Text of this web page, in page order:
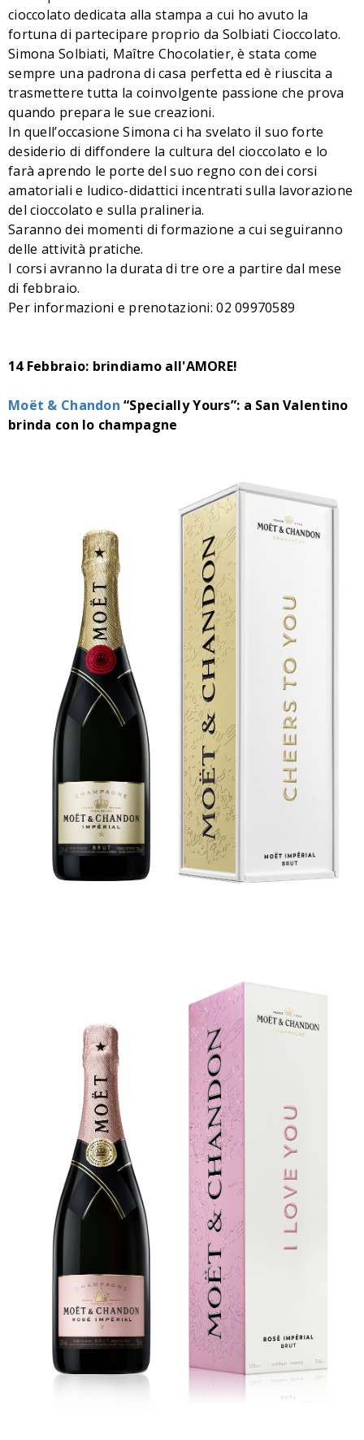
cioccolato dedicata alla stampa a cui ho avuto la
fortuna di partecipare proprio da Solbiati Cioccolato.
Simona Solbiati, Maître Chocolatier, è stata come
sempre una padrona di casa perfetta ed è riuscita a
trasmettere tutta la coinvolgente passione che prova
quando prepara le sue creazioni.
In quell’occasione Simona ci ha svelato il suo forte
desiderio di diffondere la cultura del cioccolato e lo
farà aprendo le porte del suo regno con dei corsi
amatoriali e ludico-didattici incentrati sulla lavorazione
del cioccolato e sulla pralineria.
Saranno dei momenti di formazione a cui seguiranno
delle attività pratiche.
I corsi avranno la durata di tre ore a partire dal mese
di febbraio.
Per informazioni e prenotazioni: 02 09970589
14 Febbraio: brindiamo all'AMORE!
Moët & Chandon “Specially Yours”: a San Valentino
brinda con lo champagne